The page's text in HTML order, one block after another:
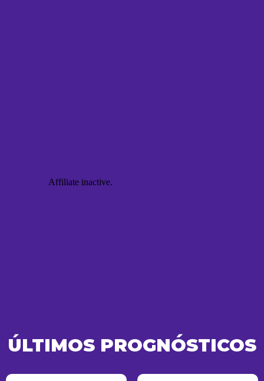
ÚLTIMOS PROGNÓSTICOS